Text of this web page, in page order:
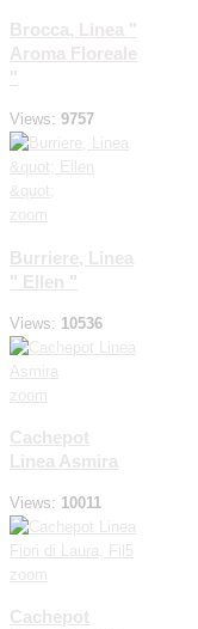
Brocca, Linea "
Aroma Floreale
"
Views: 9757
zoom
Burriere, Linea
" Ellen "
Views: 10536
zoom
Cachepot
Linea Asmira
Views: 10011
zoom
Cachepot